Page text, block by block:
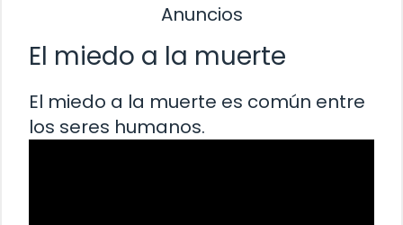
Anuncios
El miedo a la muerte
El miedo a la muerte es común entre
los seres humanos.